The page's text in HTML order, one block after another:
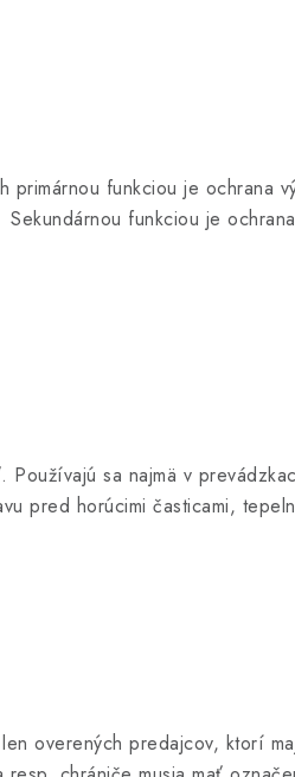
primárnou funkciou je ochrana
Sekundárnou funkciou je
sa najmä v
pred horúcimi časticami,
overených predajcov, ktorí